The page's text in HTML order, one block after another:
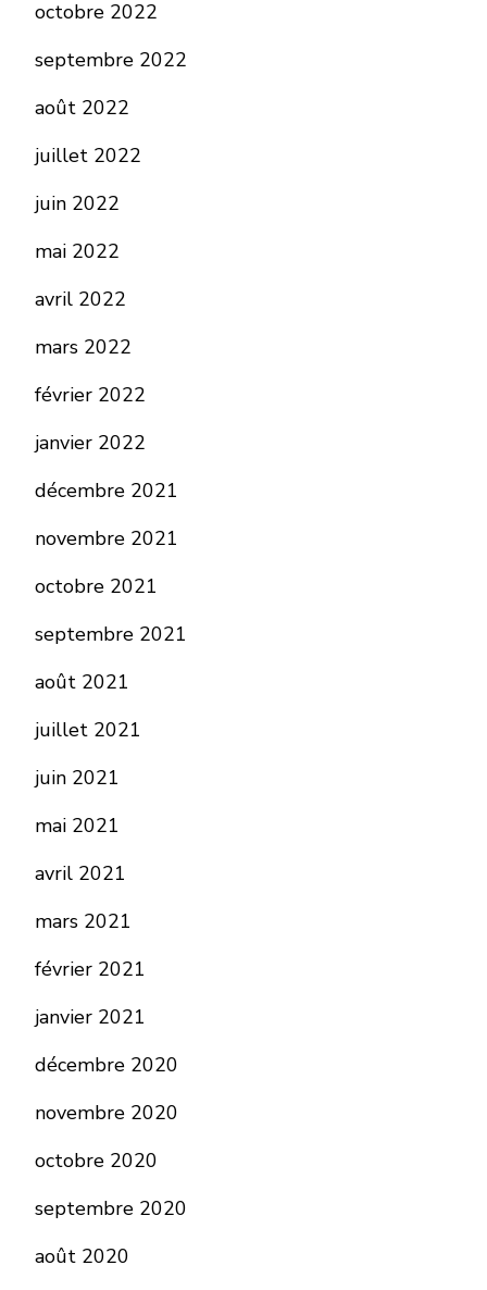
octobre 2022
septembre 2022
août 2022
juillet 2022
juin 2022
mai 2022
avril 2022
mars 2022
février 2022
janvier 2022
décembre 2021
novembre 2021
octobre 2021
septembre 2021
août 2021
juillet 2021
juin 2021
mai 2021
avril 2021
mars 2021
février 2021
janvier 2021
décembre 2020
novembre 2020
octobre 2020
septembre 2020
août 2020